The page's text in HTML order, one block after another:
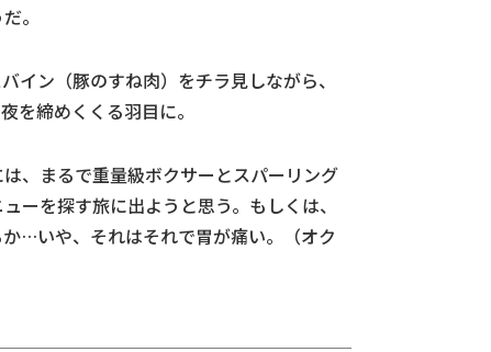
。
イン（豚のすね肉）をチラ見しながら、
を締めくくる羽目に。
、まるで重量級ボクサーとスパーリング
ーを探す旅に出ようと思う。もしくは、
…いや、それはそれで胃が痛い。（オク